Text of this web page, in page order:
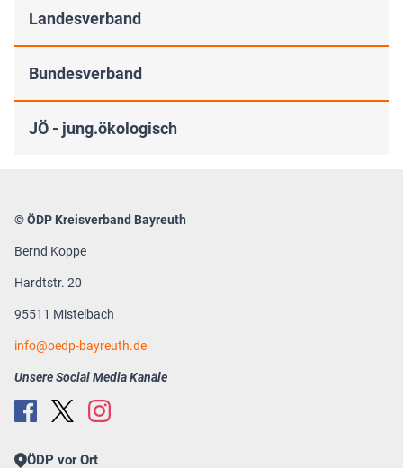
Landesverband
Bundesverband
JÖ - jung.ökologisch
© ÖDP Kreisverband Bayreuth
Bernd Koppe
Hardtstr. 20
95511 Mistelbach
info oedp-bayreuth.de
Unsere Social Media Kanäle
ÖDP vor Ort